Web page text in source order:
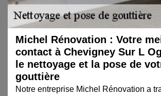
Michel Rénovation : Votre
contact à Chevigney Sur L
le nettoyage et la pose de
gouttière
Notre entreprise Michel Rénovation a